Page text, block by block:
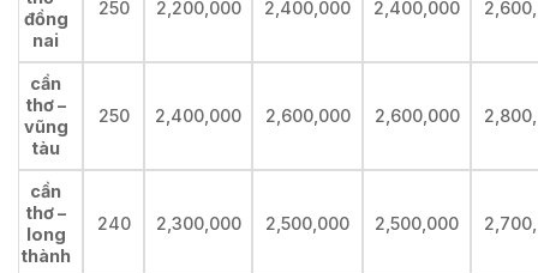
đồng
nai
250 2,200,000 2,400,000 2,400,000
cần
thơ –
vũng
tàu
250 2,400,000 2,600,000 2,600,000
cần
thơ –
long
thành
240 2,300,000 2,500,000 2,500,000